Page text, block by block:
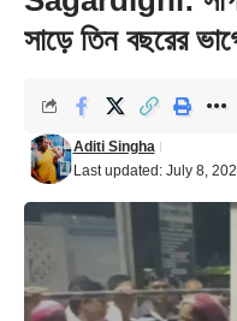
সাড়ে তিন বছরের
Last updated: July 8,
Aditi Singha